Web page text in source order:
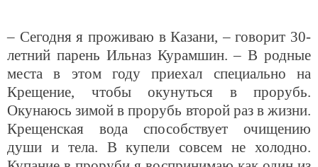
– Сегодня я проживаю в Казани, – говорит 30-
летний парень Ильназ Курамшин. – В родные
места в этом году приехал специально на
Крещение, чтобы окунуться в прорубь.
Окунаюсь зимой в прорубь второй раз в жизни.
Крещенская вода способствует очищению
души и тела. В купели совсем не холодно.